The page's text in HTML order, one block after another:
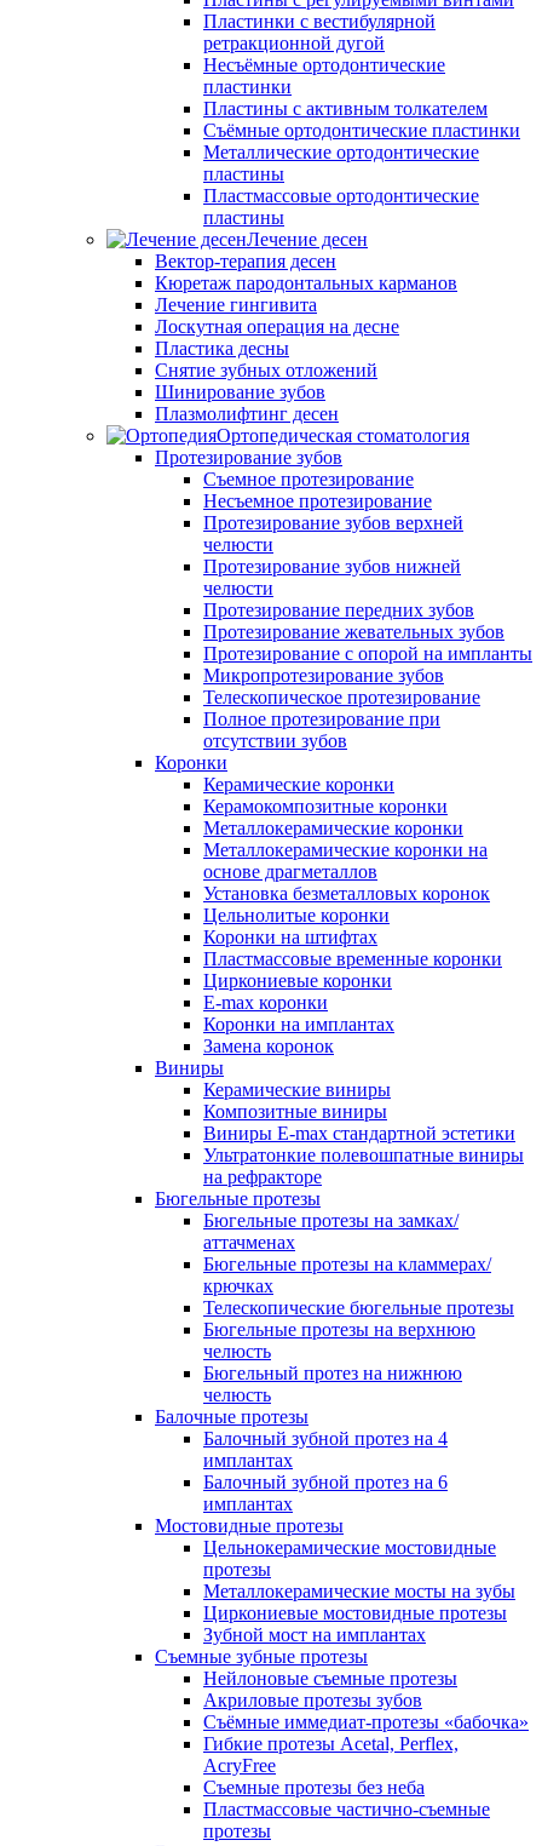
Пластинки с вестибулярной
ретракционной дугой
Несъёмные ортодонтические
пластинки
Пластины с активным толкателем
Съёмные ортодонтические пластинки
Металлические ортодонтические
пластины
Пластмассовые ортодонтические
пластины
Лечение десен
Вектор-терапия десен
Кюретаж пародонтальных карманов
Лечение гингивита
Лоскутная операция на десне
Пластика десны
Снятие зубных отложений
Шинирование зубов
Плазмолифтинг десен
Ортопедическая стоматология
Протезирование зубов
Съемное протезирование
Несъемное протезирование
Протезирование зубов верхней
челюсти
Протезирование зубов нижней
челюсти
Протезирование передних зубов
Протезирование жевательных зубов
Протезирование с опорой на импланты
Микропротезирование зубов
Телескопическое протезирование
Полное протезирование при
отсутствии зубов
Коронки
Керамические коронки
Керамокомпозитные коронки
Металлокерамические коронки
Металлокерамические коронки на
основе драгметаллов
Установка безметалловых коронок
Цельнолитые коронки
Коронки на штифтах
Пластмассовые временные коронки
Циркониевые коронки
E-max коронки
Коронки на имплантах
Замена коронок
Виниры
Керамические виниры
Композитные виниры
Виниры E-max стандартной эстетики
Ультратонкие полевошпатные виниры
на рефракторе
Бюгельные протезы
Бюгельные протезы на замках/
аттачменах
Бюгельные протезы на кламмерах/
крючках
Телескопические бюгельные протезы
Бюгельные протезы на верхнюю
челюсть
Бюгельный протез на нижнюю
челюсть
Балочные протезы
Балочный зубной протез на 4
имплантах
Балочный зубной протез на 6
имплантах
Мостовидные протезы
Цельнокерамические мостовидные
протезы
Металлокерамические мосты на зубы
Циркониевые мостовидные протезы
Зубной мост на имплантах
Съемные зубные протезы
Нейлоновые съемные протезы
Акриловые протезы зубов
Съёмные иммедиат‑протезы «бабочка»
Гибкие протезы Acetal, Perflex,
AcryFree
Съемные протезы без неба
Пластмассовые частично-съемные
протезы